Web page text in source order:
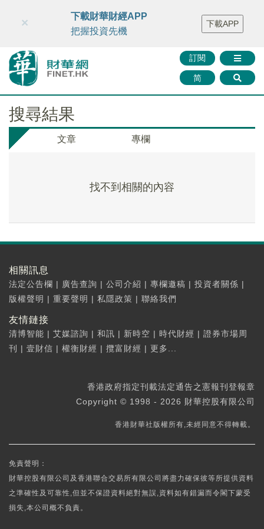
財華智庫網 FINTV FINMETA 財華證券 媒體矩陣
智庫沙龍
聯絡我們
訂閱
简
×
下載財華財經APP
把握投資先機
下載APP
搜尋結果
文章 專欄
找不到相關的內容
相關訊息
法定公告欄 | 廣告查詢 | 公司介紹 | 專欄邀稿 | 投資者關係 |
版權聲明 | 重要聲明 | 私隱政策 | 聯絡我們
友情鏈接
清博智能 | 艾媒諮詢 | 和訊 | 新時空 | 時代財經 | 證券市場周
刊
| 壹財信 | 權衡財經 | 攬富財經 | 更多...
香港政府指定刊載法定通告之憲報刊登報章
Copyright © 1998 - 2026 財華控股有限公司
香港財華社版權所有,未經同意不得轉載。
免責聲明：
財華控股有限公司及香港聯合交易所有限公司將盡力確保彼等所提供資料
之準確性及可靠性,但並不保證資料絕對無誤,資料如有錯漏而令閣下蒙受
損失,本公司概不負責。